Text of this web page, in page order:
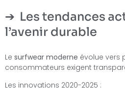
Les tendances
l’avenir durable
Le surfwear moderne évolue vers
consommateurs exigent
Les innovations 2020-2025 :